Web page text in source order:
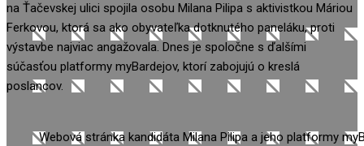
na Ťačevskej ulici spojila osobu Milana Pilipa s aktivistkou Máriou
Ferkovou, ktorá sa ako obyvateľka dotknutého paneláku, proti
výstavbe najviac angažovala. Dnes je spoločne s ďalšími
súčasťou platformy myBardejov, ktorí zabojujú o kreslá
poslancov.
Webová stránka kandidáta Milana Pilipa a jeho platformy